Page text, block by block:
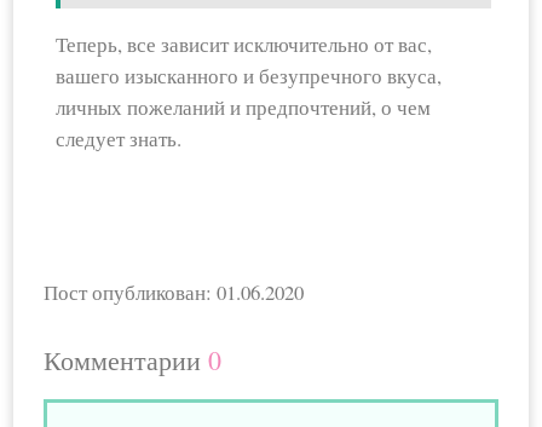
Теперь, все зависит исключительно от вас,
вашего изысканного и безупречного вкуса,
личных пожеланий и предпочтений, о чем
следует знать.
Пост опубликован: 01.06.2020
Комментарии0